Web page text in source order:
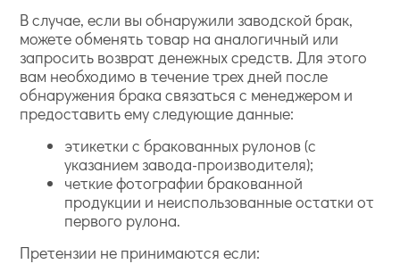
В случае, если вы обнаружили заводской брак,
можете обменять товар на аналогичный или
запросить возврат денежных средств. Для этого
вам необходимо в течение трех дней после
обнаружения брака связаться с менеджером и
предоставить ему следующие данные:
этикетки с бракованных рулонов (с
указанием завода-производителя);
четкие фотографии бракованной
продукции и неиспользованные остатки от
первого рулона.
Претензии не принимаются если: